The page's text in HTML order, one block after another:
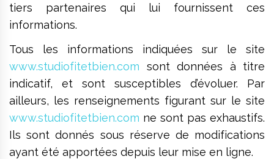
tiers partenaires qui lui fournissent ces
informations.
Tous les informations indiquées sur le site
www.studiofitetbien.com sont données à titre
indicatif, et sont susceptibles d’évoluer. Par
ailleurs, les renseignements figurant sur le site
www.studiofitetbien.com ne sont pas exhaustifs.
Ils sont donnés sous réserve de modifications
ayant été apportées depuis leur mise en ligne.